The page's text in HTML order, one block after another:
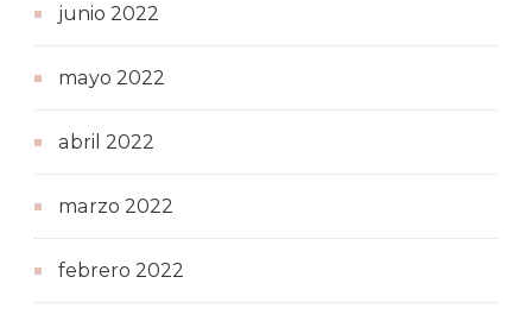
junio 2022
mayo 2022
abril 2022
marzo 2022
febrero 2022